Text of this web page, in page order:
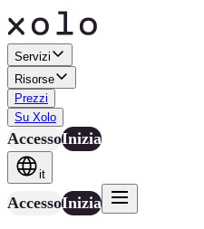
Servizi
Risorse
Prezzi
Su Xolo
AccessoInizia
it
AccessoInizia